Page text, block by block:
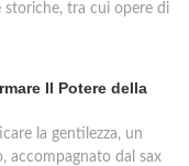
storiche, tra cui opere di
Il Potere della
la gentilezza, un
accompagnato dal sax